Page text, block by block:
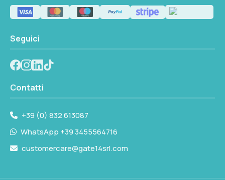
Seguici
Contatti
+39 (0) 832 613087
WhatsApp +39 3455564716
customercare@gate14srl.com